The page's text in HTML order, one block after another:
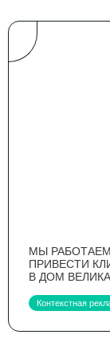
МЫ
ПРИВЕСТИ
В ДОМ
Контекстная